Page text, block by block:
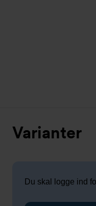
Varianter
Du skal logge ind